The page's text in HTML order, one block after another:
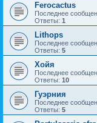
Ferocactus
Последнее
Ответы: 1
Lithops
Последнее
Ответы: 5
Хойя
Последнее
Ответы: 10
Гуэрния
Последнее
Ответы: 5